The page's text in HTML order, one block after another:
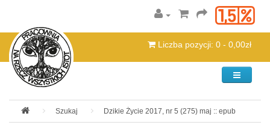
Liczba pozycji: 0 - 0,00zł
Kategorie
Szukaj Dzikie Życie 2017, nr 5 (275) maj :: epub